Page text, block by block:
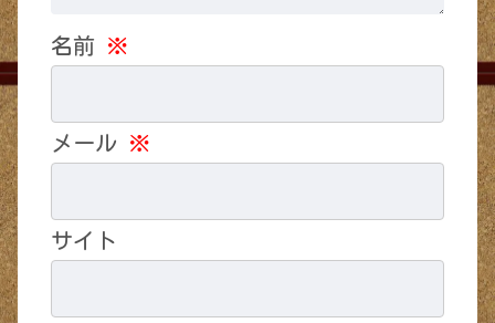
名前 ※
メール ※
サイト